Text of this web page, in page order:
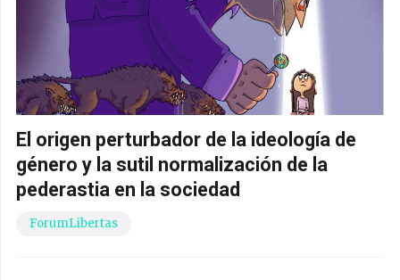
El origen perturbador de la ideología de
género y la sutil normalización de la
pederastia en la sociedad
ForumLibertas